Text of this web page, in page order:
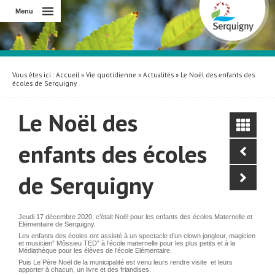
Menu
Vous êtes ici :Accueil» Vie quotidienne » Actualités » Le Noël des enfants des
écoles de Serquigny
Le Noël des
enfants des écoles
de Serquigny
Jeudi 17 décembre 2020, c’était Noël pour les enfants des écoles Maternelle et
Elémentaire de Serquigny.
Les enfants des écoles ont assisté à un spectacle d’un clown jongleur, magicien
et musicien” Môssieu TED” à l’école maternelle pour les plus petits et à la
Médiathèque pour les élèves de l’école Elémentaire.
Puis Le Père Noël de la municipalité est venu leurs rendre visite et leurs
apporter à chacun, un livre et des friandises.